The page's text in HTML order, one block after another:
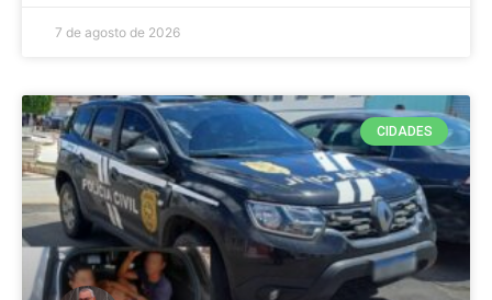
7 de agosto de 2026
CIDADES